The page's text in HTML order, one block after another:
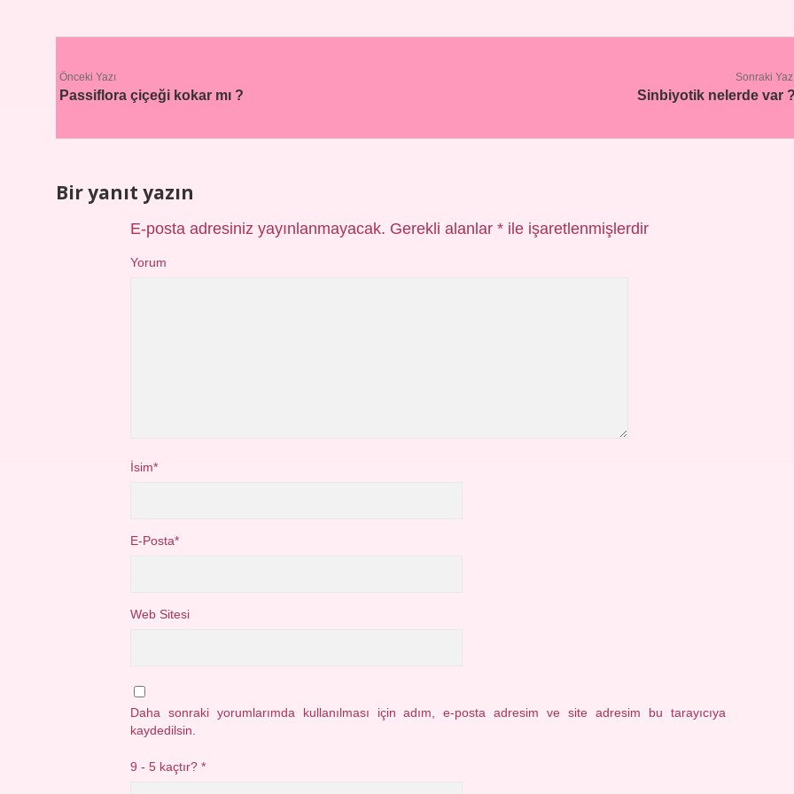
Önceki Yazı
Passiflora çiçeği kokar mı ?
Sonraki
Sinbiyotik nelerde var
Bir yanıt yazın
E-posta adresiniz yayınlanmayacak. Gerekli alanlar *ile işaretlenmişlerdir
Yorum
İsim*
E-Posta*
Web Sitesi
Daha sonraki yorumlarımda kullanılması için adım, e-posta adresim ve site adresim bu tarayıcıya
kaydedilsin.
9 - 5 kaçtır? *